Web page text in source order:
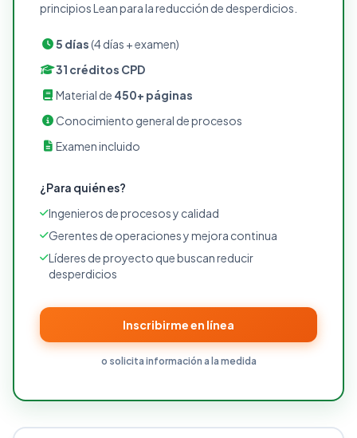
principios Lean para la reducción de desperdicios.
5 días(4 días + examen)
31 créditos CPD
Material de 450+ páginas
Conocimiento general de procesos
Examen incluido
¿Para quién es?
Ingenieros de procesos y calidad
Gerentes de operaciones y mejora continua
Líderes de proyecto que buscan reducir
desperdicios
Inscribirme en línea
o solicita información a la medida